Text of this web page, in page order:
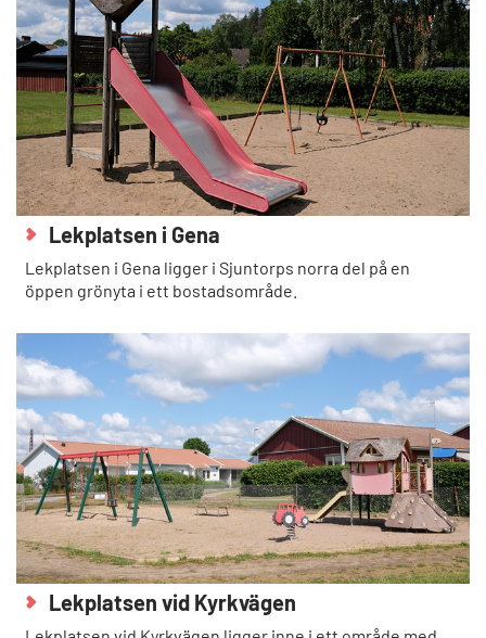
Lekplatsen i Gena
Lekplatsen i Gena ligger i Sjuntorps norra del på en
öppen grönyta i ett bostadsområde.
Lekplatsen vid Kyrkvägen